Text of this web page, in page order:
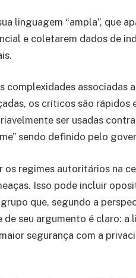
linguagem “ampla”, que
e coletarem dados de
complexidades associadas
os críticos são rápidos
ser usadas
sendo definido pelo
regimes autoritários na
Isso pode incluir
que, segundo a
seu argumento é claro: a
segurança com a